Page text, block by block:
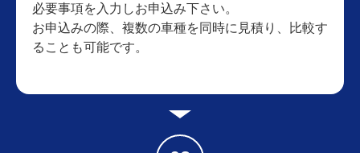
必要事項を入力しお申込み下さい。
お申込みの際、複数の車種を同時に見積り、比較す
ることも可能です。